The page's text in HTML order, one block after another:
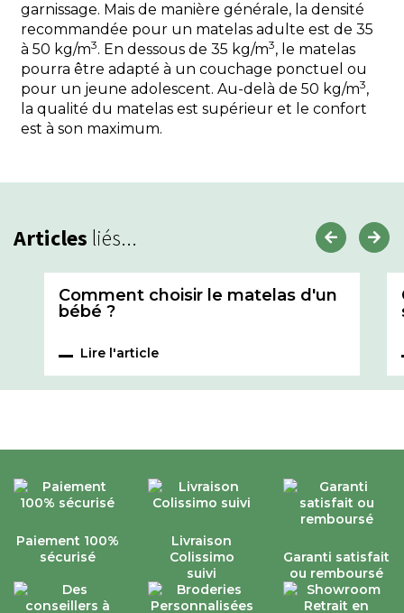
garnissage. Mais de manière générale, la densité
recommandée pour un matelas adulte est de 35
à 50 kg/m3. En dessous de 35 kg/m3, le matelas
pourra être adapté à un couchage ponctuel ou
pour un jeune adolescent. Au-delà de 50 kg/m3,
la qualité du matelas est supérieur et le confort
est à son maximum.
Articles liés...
Comment choisir le matelas d'un
bébé ?
Lire l'article
Paiement 100%
sécurisé
Livraison
Colissimo
suivi
Garanti satisfait
ou remboursé